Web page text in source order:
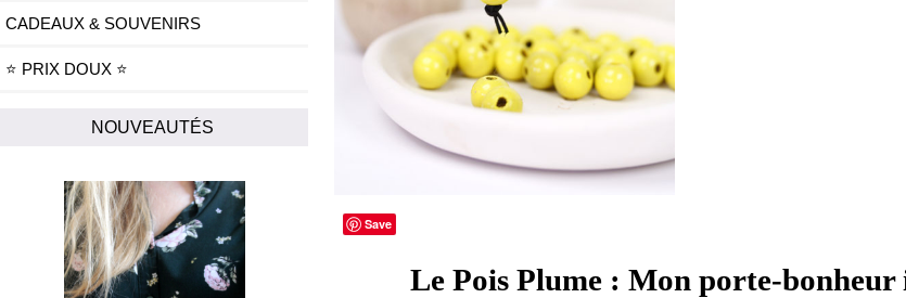
CADEAUX & SOUVENIRS
⭐ PRIX DOUX ⭐
NOUVEAUTÉS
Save
Le Pois Plume : Mon porte-